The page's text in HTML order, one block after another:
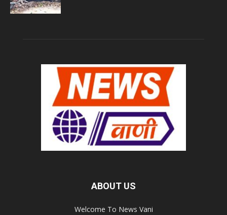
ABOUT US
Welcome To News Vani